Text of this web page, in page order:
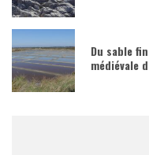
Du sable
médiévale